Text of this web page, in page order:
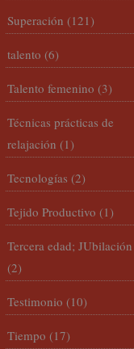
Superación (121)
talento (6)
Talento femenino (3)
Técnicas prácticas de
relajación (1)
Tecnologías (2)
Tejido Productivo (1)
Tercera edad; JUbilación
(2)
Testimonio (10)
Tiempo (17)